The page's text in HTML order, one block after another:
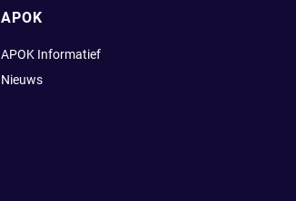
APOK
APOK Informatief
Nieuws